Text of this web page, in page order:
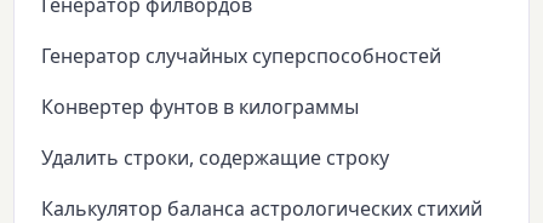
Генератор случайных суперспособностей
Конвертер фунтов в килограммы
Удалить строки, содержащие строку
Калькулятор баланса астрологических стихий